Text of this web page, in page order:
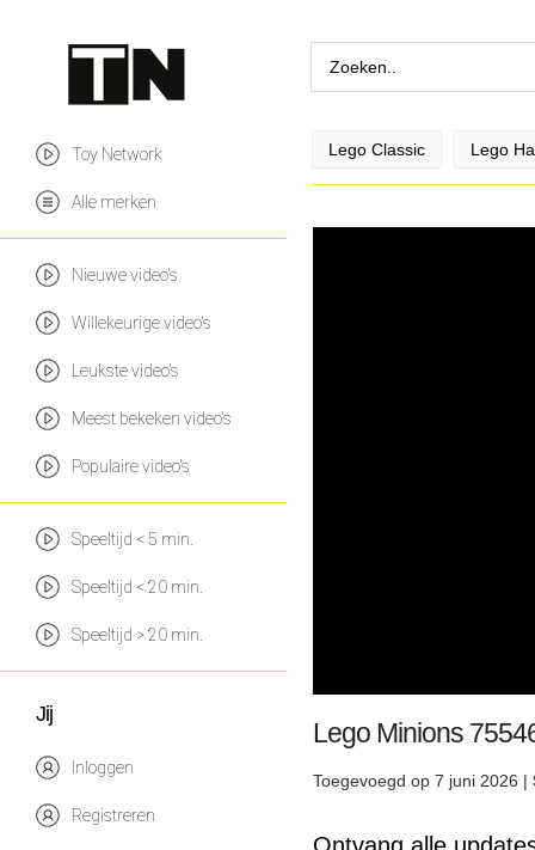
Toy Network
Alle merken
Nieuwe video's
Willekeurige video's
Leukste video's
Meest bekeken video's
Populaire video's
Speeltijd < 5 min.
Speeltijd < 20 min.
Speeltijd > 20 min.
Jij
Inloggen
Registreren
Lego Classic Lego
Lego Minions
Toegevoegd op 7 juni 2026 |